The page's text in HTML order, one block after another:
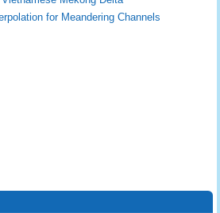
for Meandering Channels